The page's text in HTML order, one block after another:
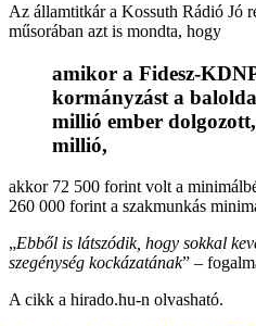
Az államtitkár a Kossuth Rádió Jó
műsorában azt is mondta, hogy
amikor a Fidesz-
kormányzást a
millió ember
millió,
akkor 72 500 forint volt a
260 000 forint a szakmunkás
„Ebből is látszódik, hogy sokkal
szegénység kockázatának” –
A cikk a hirado.hu-n olvasható.